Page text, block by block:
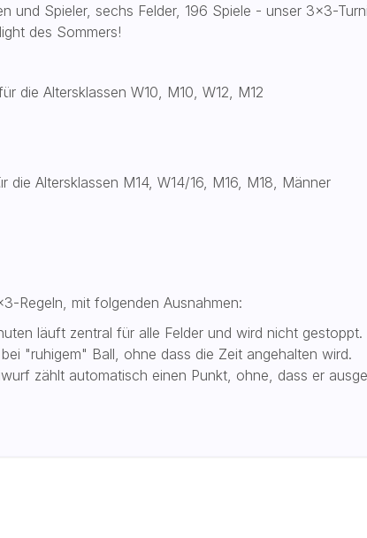
und Spieler, sechs Felder, 196 Spiele - unser 3x3-
des Sommers!
die Altersklassen W10, M10, W12, M12
die Altersklassen M14, W14/16, M16, M18, Männer
Regeln, mit folgenden Ausnahmen:
läuft zentral für alle Felder und wird nicht gestoppt.
"ruhigem" Ball, ohne dass die Zeit angehalten wird.
zählt automatisch einen Punkt, ohne, dass er